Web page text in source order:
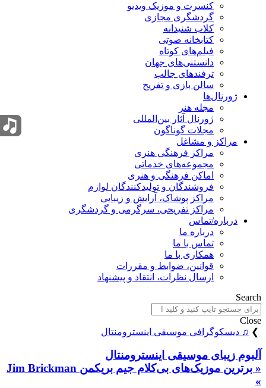
کنسرت و موزیک ویدیو
گردشگری مجازی
کلاب شنیدانه
کتابخانه صوتی
فیلم‌های کوتاه
دانستنی‌های جهان
ترفندهای جالب
سالن بازی و تفریح
ژورنال‌ها
مجله هنر
ژورنال آثار بین‌المللی
مجلات گوناگون
مراکز و مشاغل
مراکز فرهنگی هنری
مجموعه‌های خدماتی
اماکن فرهنگی و هنری
فروشندگان و تولیدکنندگان لوازم
مراکز پوشاک، آرایش و زیبایی
مراکز تفریحی، سرگرمی و گردشگری
درباره/تماس
درباره ما
تماس با ما
همکاری با ما
قوانین، ضوابط و مقررات
ارسال نظرات، انتقاد و پیشنهاد
Search
Close
❯ ♫ دیسکوگرافی موسیقی اینسترومنتال
آلبوم زیبای موسیقی اینسترومنتال
« برترین موزیک‌های بی‌کلام جیم بریکمن Jim Brickman
»